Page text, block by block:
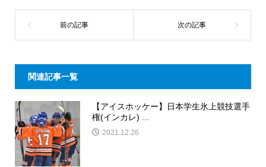
関連記事一覧
【アイスホッケー】日本学生氷上競技選手
権(インカレ) ...
2021.12.26